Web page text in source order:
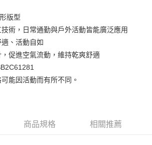
版型
術，日常通勤與戶外活動皆能廣泛應用
、活動自如
促進空氣流動，維持乾爽舒適
能因活動而有所不同。
商品規格 相關推薦